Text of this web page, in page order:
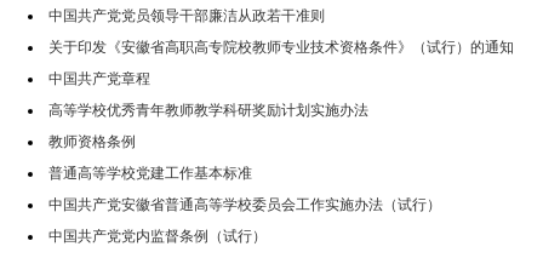
中国共产党党员领导干部廉洁从政若干准则
关于印发《安徽省高职高专院校教师专业技术资格条件》（试行）的通知
中国共产党章程
高等学校优秀青年教师教学科研奖励计划实施办法
教师资格条例
普通高等学校党建工作基本标准
中国共产党安徽省普通高等学校委员会工作实施办法（试行）
中国共产党党内监督条例（试行）